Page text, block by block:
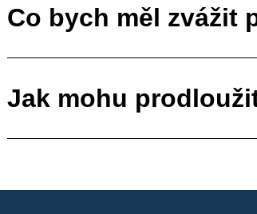
Co bych měl zvážit
Jak mohu